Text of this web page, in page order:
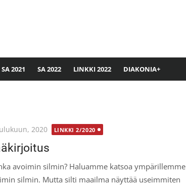
SA 2021 SA 2022 LINKKI 2022 DIAKONIA+
2020 LINKKI 2/2020
avoimin silmin? Haluamme katsoa ympärillemme
silmin. Mutta silti maailma näyttää useimmiten